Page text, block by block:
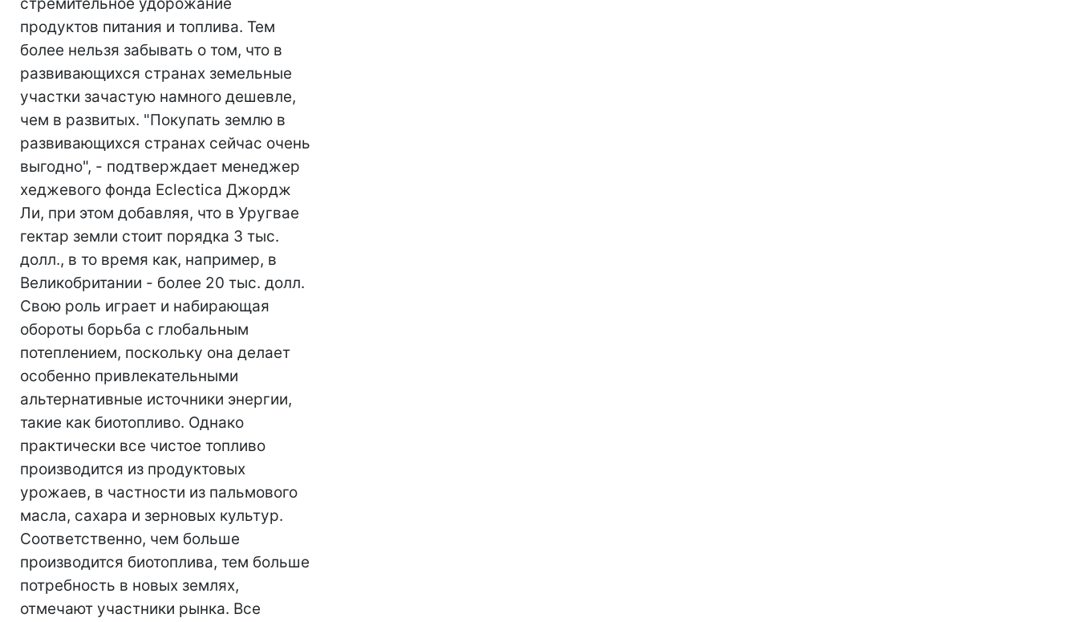
продуктов питания и топлива. Тем
более нельзя забывать о том, что в
развивающихся странах земельные
участки зачастую намного дешевле,
чем в развитых. "Покупать землю в
развивающихся странах сейчас очень
выгодно", - подтверждает менеджер
хеджевого фонда Eclectica Джордж
Ли, при этом добавляя, что в Уругвае
гектар земли стоит порядка 3 тыс.
долл., в то время как, например, в
Великобритании - более 20 тыс. долл.
Свою роль играет и набирающая
обороты борьба с глобальным
потеплением, поскольку она делает
особенно привлекательными
альтернативные источники энергии,
такие как биотопливо. Однако
практически все чистое топливо
производится из продуктовых
урожаев, в частности из пальмового
масла, сахара и зерновых культур.
Соответственно, чем больше
производится биотоплива, тем больше
потребность в новых землях,
отмечают участники рынка. Все